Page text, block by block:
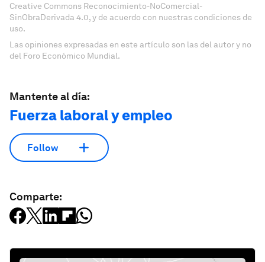
Creative Commons Reconocimiento-NoComercial-
SinObraDerivada 4.0, y de acuerdo con nuestras condiciones de
uso.
Las opiniones expresadas en este artículo son las del autor y no
del Foro Económico Mundial.
Mantente al día:
Fuerza laboral y empleo
Follow
Comparte: